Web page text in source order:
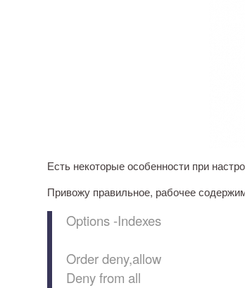
Есть некоторые особенности при
Привожу правильное, рабочее
Options -Indexes
Order deny,allow
Deny from all